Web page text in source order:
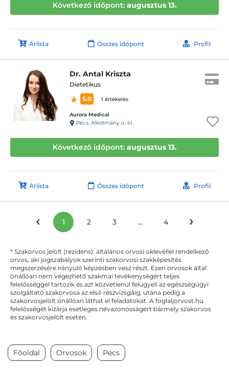
Következő időpont: augusztus 13.
Árlista Összes időpont Profil
Dr. Antal Kriszta
Dietetikus
5.0
1 értékelés
Aurora Medical
Pécs, Alkotmány u. 41.
Következő időpont: augusztus 13.
Árlista Összes időpont Profil
‹ 1 2 3 ... 4 ›
* Szakorvos jelölt (rezidens): általános orvosi oklevéllel rendelkező
orvos, aki jogszabályok szerinti szakorvosi szakképesítés
megszerzésére irányuló képzésben vesz részt. Ezen orvosok által
önállóan nem végezhető szakmai tevékenységért teljes
felelősséggel tartozik és azt közvetlenül felügyeli az egészségügyi
szolgáltató szakorvosa az első részvizsgáig, utána pedig a
szakorvosjelölt önállóan láthat el feladatokat. A foglaljorvost.hu
felelősségét kizárja esetleges névazonosságért bármely szakorvos
és szakorvosjelölt esetén.
Főoldal Orvosok Pécs